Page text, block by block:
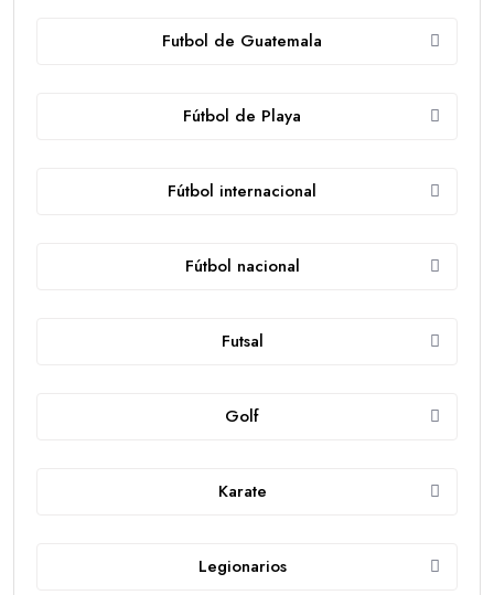
Futbol de Guatemala
Fútbol de Playa
Fútbol internacional
Fútbol nacional
Futsal
Golf
Karate
Legionarios